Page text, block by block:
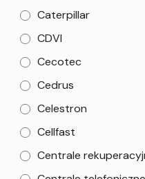
Caterpillar
CDVI
Cecotec
Cedrus
Celestron
Cellfast
Centrale